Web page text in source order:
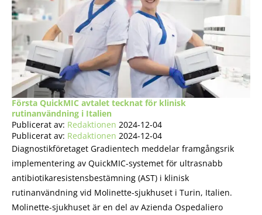
Första QuickMIC avtalet tecknat för klinisk
rutinanvändning i Italien
Publicerat av: Redaktionen 2024-12-04
Publicerat av: Redaktionen 2024-12-04
Diagnostikföretaget Gradientech meddelar framgångsrik
implementering av QuickMIC-systemet för ultrasnabb
antibiotikaresistensbestämning (AST) i klinisk
rutinanvändning vid Molinette-sjukhuset i Turin, Italien.
Molinette-sjukhuset är en del av Azienda Ospedaliero